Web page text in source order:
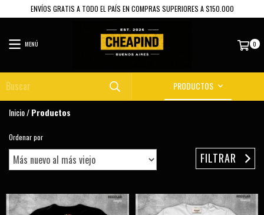
ENVÍOS GRATIS A TODO EL PAÍS EN COMPRAS SUPERIORES A $150.000
MENÚ 0
PRODUCTOS
Inicio/Productos
Ordenar por
FILTRAR